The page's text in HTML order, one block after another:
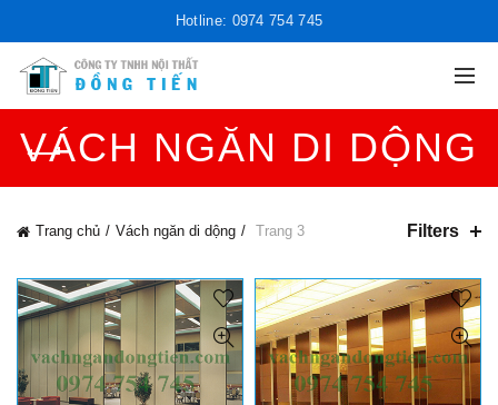
Hotline: 0974 754 745
VÁCH NGĂN DI DỘNG
Trang chủ Vách ngăn di dộng Trang 3 Filters